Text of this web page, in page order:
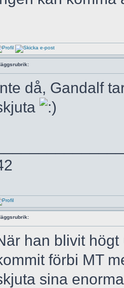
då, Gandalf
han blivit
förbi MT
sina